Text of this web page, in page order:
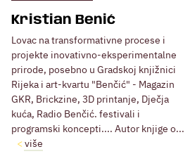
Kristian Benić
Lovac na transformativne procese i
projekte inovativno-eksperimentalne
prirode, posebno u Gradskoj knjižnici
Rijeka i art-kvartu "Benčić" - Magazin
GKR, Brickzine, 3D printanje, Dječja
kuća, Radio Benčić. festivali i
programski koncepti.... Autor knjige o...
više